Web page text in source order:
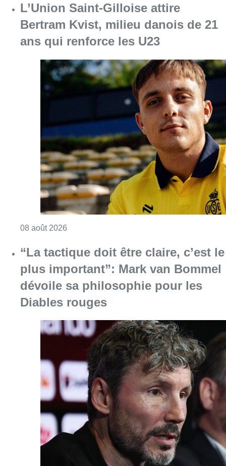
L’Union Saint-Gilloise attire
Bertram Kvist, milieu danois de 21
ans qui renforce les U23
08 août 2026
“La tactique doit être claire, c’est le
plus important”: Mark van Bommel
dévoile sa philosophie pour les
Diables rouges